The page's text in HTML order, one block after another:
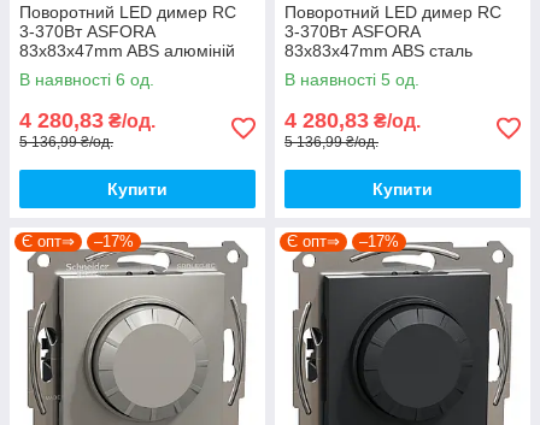
Поворотний LED димер RC
3-370Вт ASFORA
83x83x47mm ABS алюміній
[EPH6800161] Schneider
Electric
В наявності 6 од.
4 280,83 ₴/од.
5 136,99 ₴/од.
Купити
Поворотний LED димер RC
3-370Вт ASFORA
83x83x47mm ABS сталь
[EPH6800162] Schneider
Electric
В наявності 5 од.
4 280,83 ₴/од.
5 136,99 ₴/од.
Купити
Є опт⇒ –17% Є опт⇒ –17%